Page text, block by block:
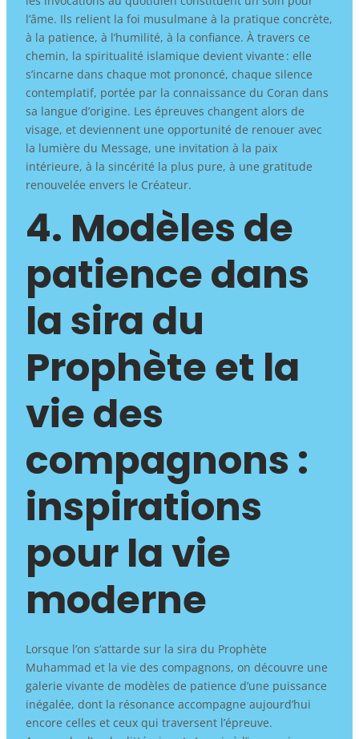
l’âme. Ils relient la foi musulmane à la pratique concrète,
à la patience, à l’humilité, à la confiance. À travers ce
chemin, la spiritualité islamique devient vivante : elle
s’incarne dans chaque mot prononcé, chaque silence
contemplatif, portée par la connaissance du Coran dans
sa langue d’origine. Les épreuves changent alors de
visage, et deviennent une opportunité de renouer avec
la lumière du Message, une invitation à la paix
intérieure, à la sincérité la plus pure, à une gratitude
renouvelée envers le Créateur.
4. Modèles de
patience dans
la sira du
Prophète et la
vie des
compagnons :
inspirations
pour la vie
moderne
Lorsque l’on s’attarde sur la sira du Prophète
Muhammad et la vie des compagnons, on découvre une
galerie vivante de modèles de patience d’une puissance
inégalée, dont la résonance accompagne aujourd’hui
encore celles et ceux qui traversent l’épreuve.